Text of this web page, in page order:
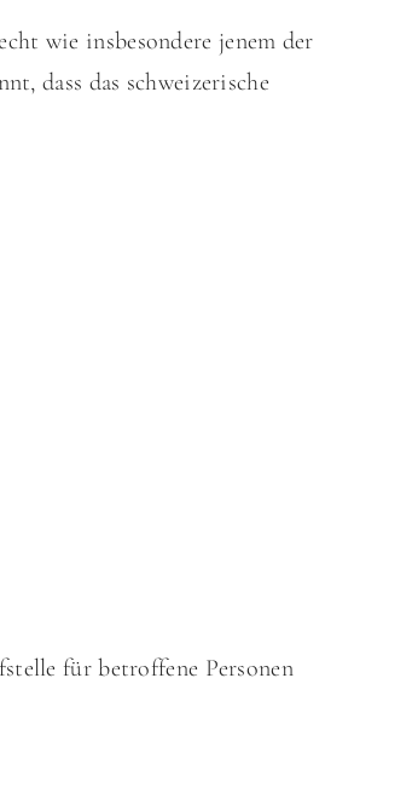
wie insbesondere jenem der
, dass das schweizerische
für betroffene Personen